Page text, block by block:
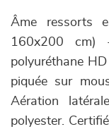
Âme ressorts
160x200 cm)
polyuréthane
piquée sur
Aération
polyester.